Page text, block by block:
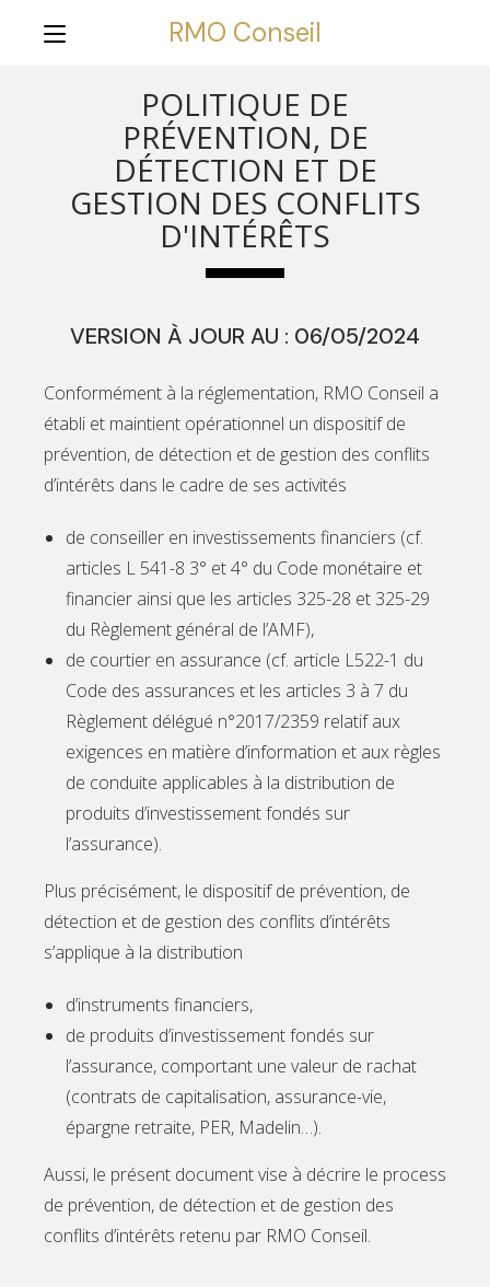
RMO Conseil
POLITIQUE DE
PRÉVENTION, DE
DÉTECTION ET DE
GESTION DES CONFLITS
D'INTÉRÊTS
VERSION À JOUR AU : 06/05/2024
Conformément à la réglementation, RMO Conseil a
établi et maintient opérationnel un dispositif de
prévention, de détection et de gestion des conflits
d’intérêts dans le cadre de ses activités
de conseiller en investissements financiers (cf.
articles L 541-8 3° et 4° du Code monétaire et
financier ainsi que les articles 325-28 et 325-29
du Règlement général de l’AMF),
de courtier en assurance (cf. article L522-1 du
Code des assurances et les articles 3 à 7 du
Règlement délégué n°2017/2359 relatif aux
exigences en matière d’information et aux règles
de conduite applicables à la distribution de
produits d’investissement fondés sur
l’assurance).
Plus précisément, le dispositif de prévention, de
détection et de gestion des conflits d’intérêts
s’applique à la distribution
d’instruments financiers,
de produits d’investissement fondés sur
l’assurance, comportant une valeur de rachat
(contrats de capitalisation, assurance-vie,
épargne retraite, PER, Madelin…).
Aussi, le présent document vise à décrire le process
de prévention, de détection et de gestion des
conflits d’intérêts retenu par RMO Conseil.